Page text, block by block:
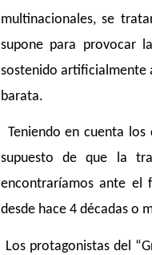
multinacionales, se
supone para provocar
sostenido artificialmente
barata.
Teniendo en cuenta
supuesto de que la
encontraríamos ante el
desde hace 4 décadas o
Los protagonistas del